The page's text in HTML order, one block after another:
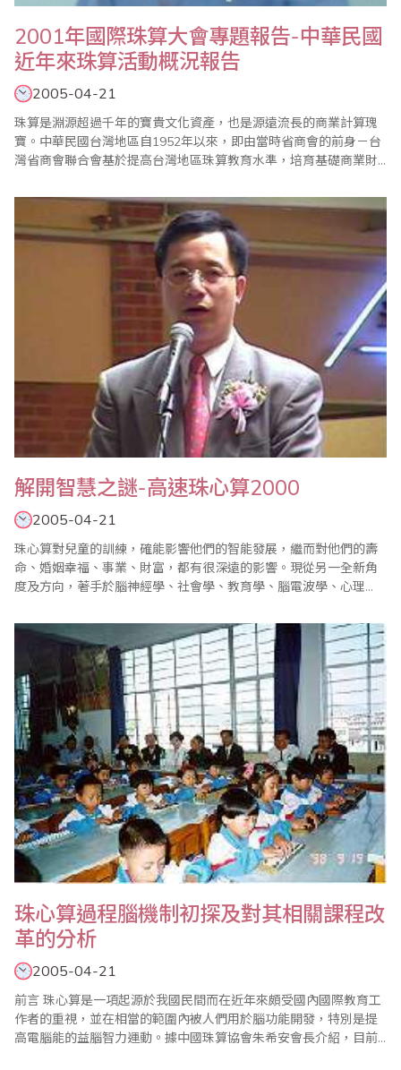
2001年國際珠算大會專題報告-中華民國
近年來珠算活動概況報告
2005-04-21
珠算是淵源超過千年的寶貴文化資產，也是源遠流長的商業計算瑰
寶。中華民國台灣地區自1952年以來，即由當時省商會的前身－台
灣省商會聯合會基於提高台灣地區珠算教育水準，培育基礎商業財
聯合會珠算促進委員會著手推動珠算發展活動，迄今已逾50年。目
前，台灣地區珠心算組織如雨後春筍般陸續成立，除了台灣省商業
會珠算委員會以外，並包括成立有30年..
解開智慧之謎-高速珠心算2000
2005-04-21
珠心算對兒童的訓練，確能影響他們的智能發展，繼而對他們的壽
命、婚姻幸福、事業、財富，都有很深遠的影響。現從另一全新角
度及方向，著手於腦神經學、社會學、教育學、腦電波學、心理
代的全新訓練方法，以裨益下一代子弟。 愛因斯坦是智慧的代名
詞，他具高度智能，加上堅毅不屈，突破障礙，勤奮努力，才能舉
世知名，並有影響萬代的卓越成..
珠心算過程腦機制初探及對其相關課程改
革的分析
2005-04-21
前言 珠心算是一項起源於我國民間而在近年來頗受國內國際教育工
作者的重視，並在相當的範圍內被人們用於腦功能開發，特別是提
高電腦能的益腦智力運動。據中國珠算協會朱希安會長介紹，目前